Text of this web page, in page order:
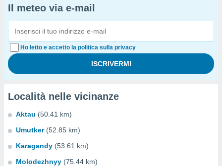
Il meteo via e-mail
Ho letto e accetto la politica sulla privacy
Località nelle vicinanze
Aktau (50.41 km)
Umutker (52.85 km)
Karagandy (53.61 km)
Molodezhnyy (75.44 km)